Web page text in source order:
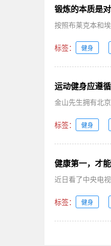
锻炼的本质是
按照布莱克本和
标签： 健身
运动健身应遵
金山先生拥有北
标签： 健身
健康第一，才
近日看了中央电
标签： 健身